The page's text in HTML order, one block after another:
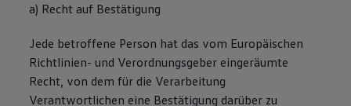
a) Recht auf Bestätigung
Jede betroffene Person hat das vom Europäischen
Richtlinien- und Verordnungsgeber eingeräumte
Recht, von dem für die Verarbeitung
Verantwortlichen eine Bestätigung darüber zu